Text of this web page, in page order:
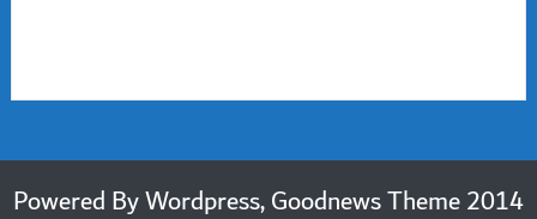
2014 Powered By Wordpress, Goodnews Theme